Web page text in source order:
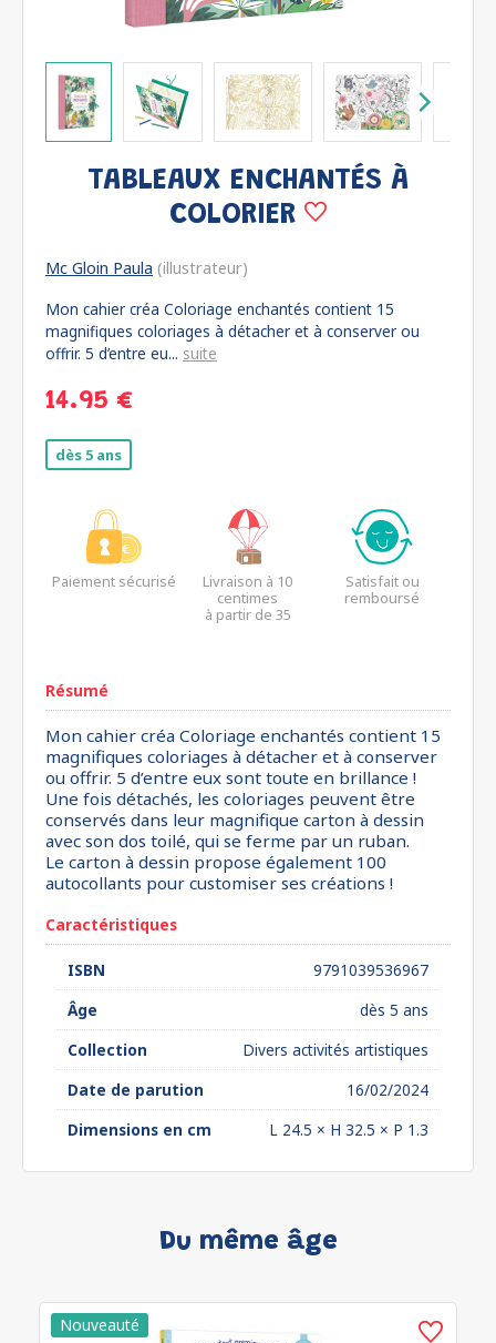
TABLEAUX ENCHANTÉS À
COLORIER
Mc Gloin Paula (illustrateur)
Mon cahier créa Coloriage enchantés contient 15
magnifiques coloriages à détacher et à conserver ou
offrir. 5 d’entre eu... suite
14.95 €
dès 5 ans
Paiement sécurisé
Livraison à 10
centimes
à partir de 35
Satisfait ou
remboursé
Résumé
Mon cahier créa Coloriage enchantés contient 15
magnifiques coloriages à détacher et à conserver
ou offrir. 5 d’entre eux sont toute en brillance !
Une fois détachés, les coloriages peuvent être
conservés dans leur magnifique carton à dessin
avec son dos toilé, qui se ferme par un ruban.
Le carton à dessin propose également 100
autocollants pour customiser ses créations !
Caractéristiques
ISBN
9791039536967
Âge
dès 5 ans
Collection
Divers activités artistiques
Date de parution
16/02/2024
Dimensions en cm
L 24.5 × H 32.5 × P 1.3
Du même âge